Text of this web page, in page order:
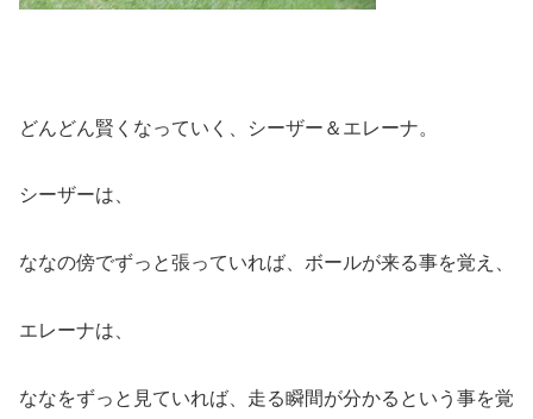
どんどん賢くなっていく、シーザー＆エレーナ。
シーザーは、
ななの傍でずっと張っていれば、ボールが来る事を覚え、
エレーナは、
ななをずっと見ていれば、走る瞬間が分かるという事を覚